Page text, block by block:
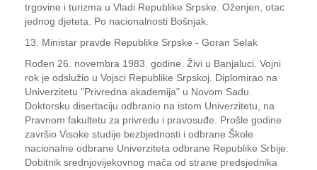
trgovine i turizma u Vladi Republike Srpske. Oženjen, otac
jednog djeteta. Po nacionalnosti Bošnjak.
13. Ministar pravde Republike Srpske - Goran Selak
Rođen 26. novembra 1983. godine. Živi u Banjaluci. Vojni
rok je odslužio u Vojsci Republike Srpskoj. Diplomirao na
Univerzitetu "Privredna akademija" u Novom Sadu.
Doktorsku disertaciju odbranio na istom Univerzitetu, na
Pravnom fakultetu za privredu i pravosuđe. Prošle godine
završio Visoke studije bezbjednosti i odbrane Škole
nacionalne odbrane Univerziteta odbrane Republike Srbije.
Dobitnik srednjovijekovnog mača od strane predsjednika